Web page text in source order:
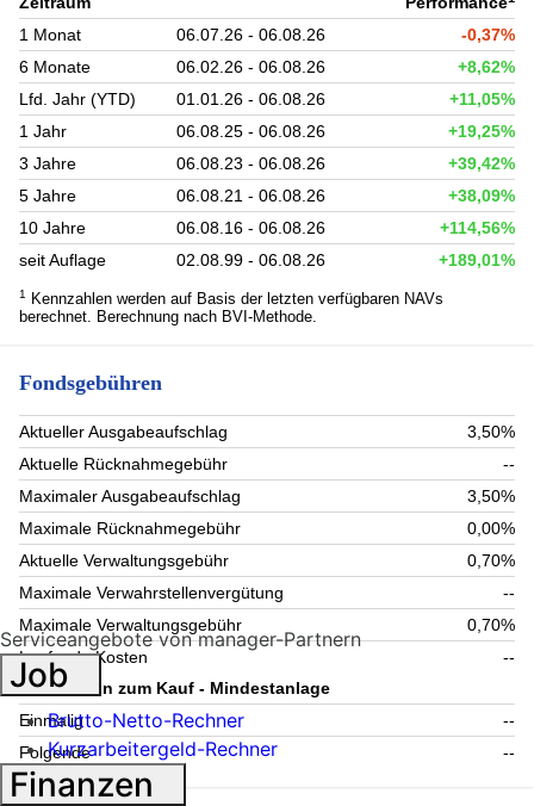
1 Monat 06.07.26 - 06.08.26
-0,37%
6 Monate
06.02.26 - 06.08.26
+8,62%
Lfd. Jahr (YTD)
01.01.26 - 06.08.26
+11,05%
1 Jahr
06.08.25 - 06.08.26
+19,25%
3 Jahre
06.08.23 - 06.08.26
+39,42%
5 Jahre
06.08.21 - 06.08.26
+38,09%
10 Jahre
06.08.16 - 06.08.26
+114,56%
seit Auflage
02.08.99 - 06.08.26 +189,01%
1
Kennzahlen werden auf Basis der letzten verfügbaren NAVs
berechnet. Berechnung nach BVI-Methode.
Fondsgebühren
Aktueller Ausgabeaufschlag
3,50%
Aktuelle Rücknahmegebühr
--
Maximaler Ausgabeaufschlag
3,50%
Maximale Rücknahmegebühr
0,00%
Aktuelle Verwaltungsgebühr
0,70%
Maximale Verwahrstellenvergütung
--
Maximale Verwaltungsgebühr
0,70%
Laufende Kosten
--
Information zum Kauf - Mindestanlage
Einmalig
--
Folgende
--
Serviceangebote von manager-Partnern
Job
Brutto-Netto-Rechner
Kurzarbeitergeld-Rechner
Finanzen